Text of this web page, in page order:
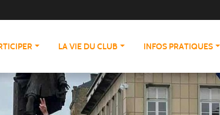
LA VIE DU CLUB INFOS PRATIQUES